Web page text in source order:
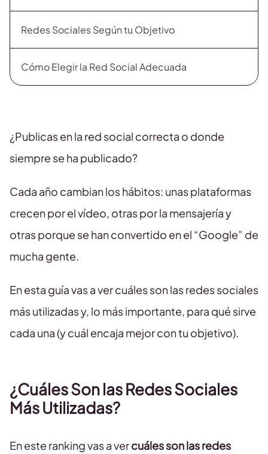
Redes Sociales Según tu Objetivo
Cómo Elegir la Red Social Adecuada
¿Publicas en la red social correcta o donde
siempre se ha publicado?
Cada año cambian los hábitos: unas plataformas
crecen por el vídeo, otras por la mensajería y
otras porque se han convertido en el “Google” de
mucha gente.
En esta guía vas a ver cuáles son las redes sociales
más utilizadas y, lo más importante, para qué sirve
cada una (y cuál encaja mejor con tu objetivo).
¿Cuáles Son las Redes Sociales
Más Utilizadas?
En este ranking vas a vercuáles son las redes